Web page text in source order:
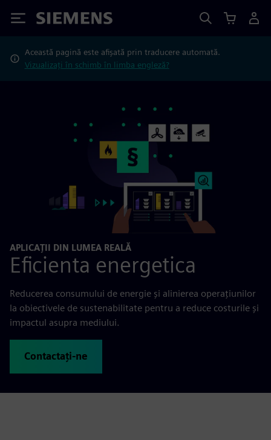
Siemens
Această pagină este afișată prin traducere automată.
Vizualizați în schimb în limba engleză?
APLICAȚII DIN LUMEA REALĂ
Eficienta energetica
Reducerea consumului de energie și alinierea operațiunilor
la obiectivele de sustenabilitate pentru a reduce costurile și
impactul asupra mediului.
Contactați-ne